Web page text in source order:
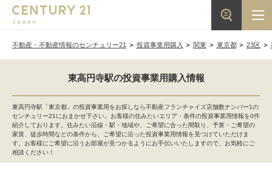
不動産・不動産情報のセンチュリー21 投資事業用購入 関東 東京都 23区
東高円寺駅の投資事業用購入情報
東高円寺駅「東京都」の投資事業用をお探しなら不動産フランチャイズ店舗数ナンバー1の
センチュリー21におまかせ下さい。お客様の住みたいエリア・条件の投資事業用情報を0件
紹介しております。住みたい沿線・駅・地域や、ご希望に合った間取り、予算・ご希望の
家賃、徒歩時間などの条件から、ご希望に沿った投資事業用情報を見つけていただけま
す。お客様にご希望に沿うお部屋が見つかるようにお手伝いいたしますので、お気軽にご
相談ください！